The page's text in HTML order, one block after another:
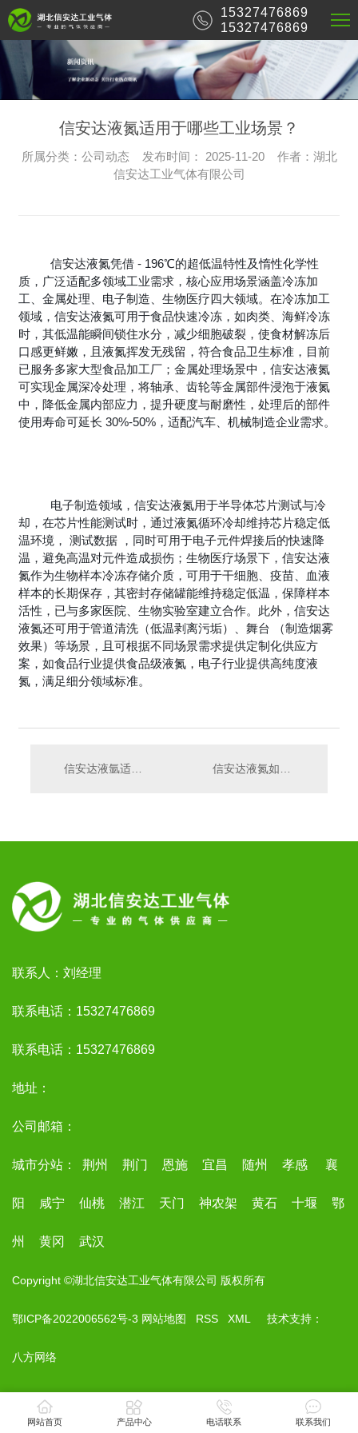
15327476869
15327476869
信安达液氮适用于哪些工业场景？
所属分类：公司动态 发布时间： 2025-11-20 作者：湖北
信安达工业气体有限公司
信安达液氮凭借 - 196℃的超低温特性及惰性化学性
质，广泛适配多领域工业需求，核心应用场景涵盖冷冻加
工、金属处理、电子制造、生物医疗四大领域。在冷冻加工
领域，信安达液氮可用于食品快速冷冻，如肉类、海鲜冷冻
时，其低温能瞬间锁住水分，减少细胞破裂，使食材解冻后
口感更鲜嫩，且液氮挥发无残留，符合食品卫生标准，目前
已服务多家大型食品加工厂；金属处理场景中，信安达液氮
可实现金属深冷处理，将轴承、齿轮等金属部件浸泡于液氮
中，降低金属内部应力，提升硬度与耐磨性，处理后的部件
使用寿命可延长 30%-50%，适配汽车、机械制造企业需求。
电子制造领域，信安达液氮用于半导体芯片测试与冷
却，在芯片性能测试时，通过液氮循环冷却维持芯片稳定低
温环境， 测试数据 ，同时可用于电子元件焊接后的快速降
温，避免高温对元件造成损伤；生物医疗场景下，信安达液
氮作为生物样本冷冻存储介质，可用于干细胞、疫苗、血液
样本的长期保存，其密封存储罐能维持稳定低温，保障样本
活性，已与多家医院、生物实验室建立合作。此外，信安达
液氮还可用于管道清洗（低温剥离污垢）、舞台 （制造烟雾
效果）等场景，且可根据不同场景需求提供定制化供应方
案，如食品行业提供食品级液氮，电子行业提供高纯度液
氮，满足细分领域标准。
联系人：刘经理
联系电话：15327476869
联系电话：15327476869
地址：
公司邮箱：
城市分站： 荆州 荆门 恩施 宜昌 随州 孝感 襄
阳 咸宁 仙桃 潜江 天门 神农架 黄石 十堰 鄂
州 黄冈 武汉
Copyright ©湖北信安达工业气体有限公司 版权所有
鄂ICP备2022006562号-3 网站地图 RSS XML 技术支持：
八方网络
网站首页 产品中心 电话联系 联系我们